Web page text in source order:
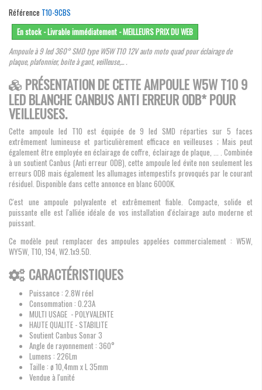
Référence T10-9CBS
En stock - Livrable immédiatement - MEILLEURS PRIX DU WEB
Ampoule à 9 led 360° SMD type W5W T10 12V auto moto quad pour éclairage de
plaque, plafonnier, boite à gant, veilleuse,... .
PRÉSENTATION DE CETTE AMPOULE W5W T10 9
LED BLANCHE CANBUS ANTI ERREUR ODB* POUR
VEILLEUSES.
Cette ampoule led T10 est équipée de 9 led SMD réparties sur 5 faces
extrêmement lumineuse et particulièrement efficace en veilleuses ; Mais peut
également être employée en éclairage de coffre, éclairage de plaque, ... . Combinée
à un soutient Canbus (Anti erreur ODB), cette ampoule led évite non seulement les
erreurs ODB mais également les allumages intempestifs provoqués par le courant
résiduel. Disponible dans cette annonce en blanc 6000K.
C'est une ampoule polyvalente et extrêmement fiable. Compacte, solide et
puissante elle est l'alliée idéale de vos installation d'éclairage auto moderne et
puissant.
Ce modèle peut remplacer des ampoules appelées commercialement : W5W,
WY5W, T10, 194, W2.1x9.5D.
CARACTÉRISTIQUES
Puissance : 2.8W réel
Consommation : 0.23A
MULTI USAGE - POLYVALENTE
HAUTE QUALITE - STABILITE
Soutient Canbus Sonar 3
Angle de rayonnement : 360°
Lumens : 226Lm
Taille : ø 10,4mm x L 35mm
Vendue à l'unité